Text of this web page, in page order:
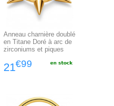
Anneau charnière doublé
en Titane Doré à arc de
zirconiums et piques
21€99